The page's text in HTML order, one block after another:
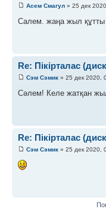
Асем Смагул » 25 дек
Салем. жаңа жыл
Re: Пікірталас
Сэм Сэмик » 25 дек 2020,
Сәлем! Келе жатқан
Re: Пікірталас
Сэм Сэмик » 25 дек 2020,